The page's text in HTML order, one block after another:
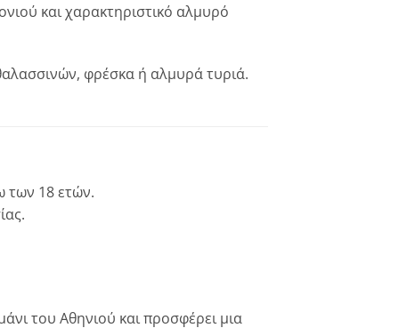
και χαρακτηριστικό αλμυρό
φρέσκα ή αλμυρά τυριά.
των 18 ετών.
του Αθηνιού και προσφέρει μια